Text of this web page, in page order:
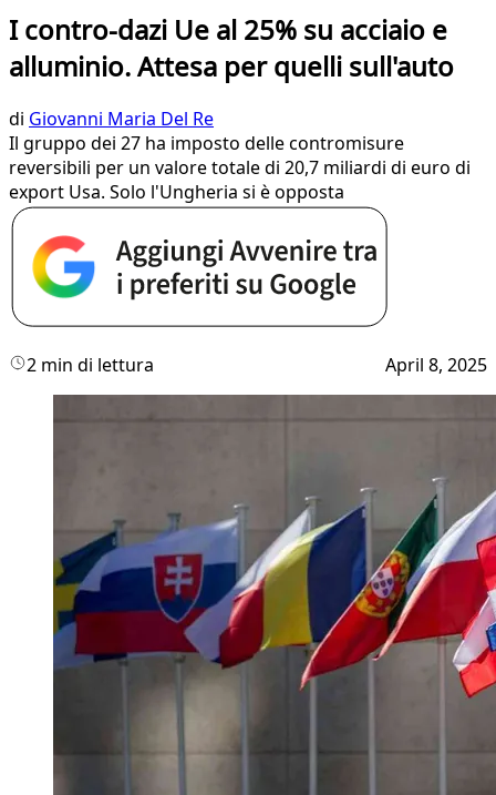
I contro-dazi Ue al 25% su acciaio e
alluminio. Attesa per quelli sull'auto
di Giovanni Maria Del Re
Il gruppo dei 27 ha imposto delle contromisure
reversibili per un valore totale di 20,7 miliardi di euro di
export Usa. Solo l'Ungheria si è opposta
2 min di lettura April 8, 2025